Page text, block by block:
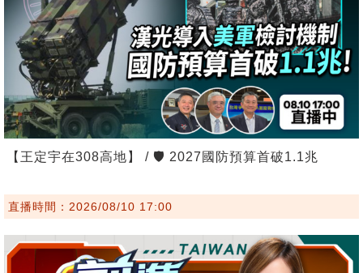
【王定宇在308高地】 / 🛡️ 2027國防預算首破1.1兆
直播時間：2026/08/10 17:00